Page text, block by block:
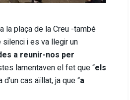
la plaça de la Creu -també
i es va llegir un
a reunir-nos per
lamentaven el fet que “els
cas aïllat, ja que “a